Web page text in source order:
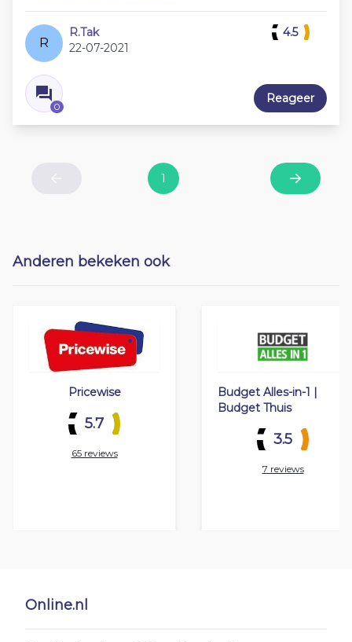
Online.nl
R
R.Tak
22-07-2021
0
4.5
Reageer
1 Next
Anderen bekeken ook
Pricewise
5.7
65 reviews
Budget Alles-in-1 |
Budget Thuis
3.5
7 reviews